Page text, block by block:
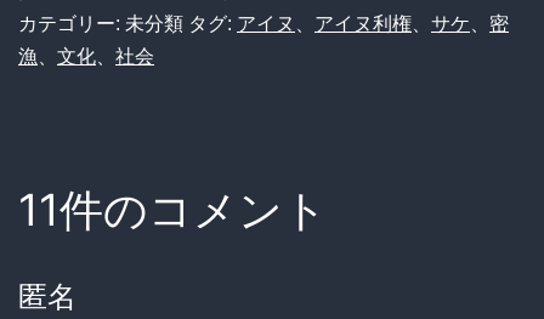
カテゴリー: 未分類 タグ: アイヌ アイヌ利権 サケ
密
漁
文化 社会
11件のコメント
匿名